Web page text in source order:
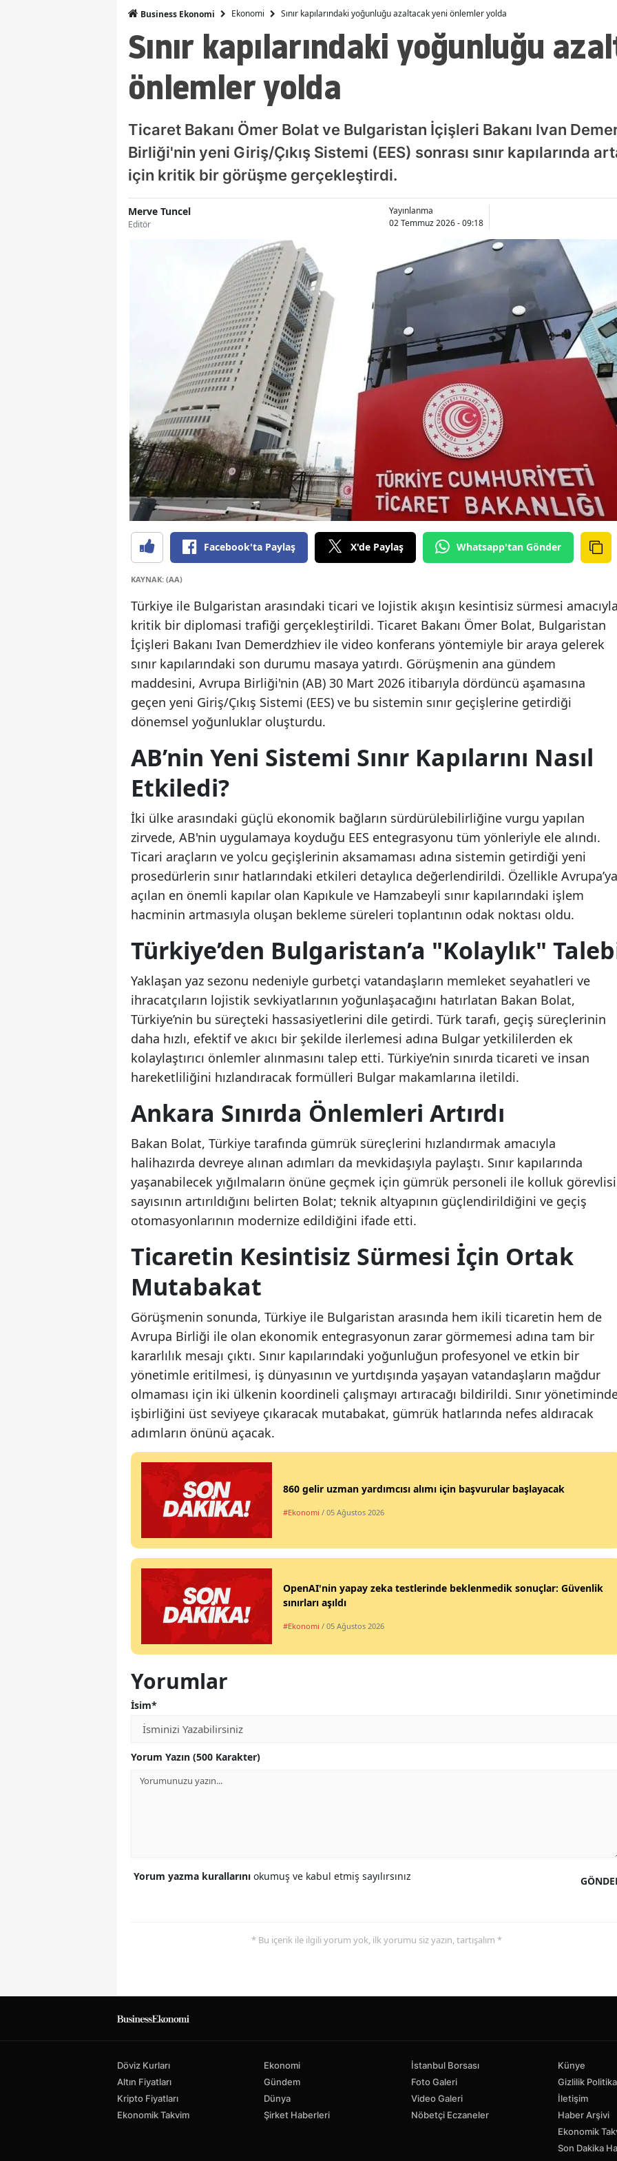
Business Ekonomi Ekonomi Sınır kapılarındaki yoğunluğu azaltacak yeni önlemler yolda
Sınır kapılarındaki yoğunluğu
önlemler yolda
Ticaret Bakanı Ömer Bolat ve Bulgaristan İçişleri Bakanı Ivan
Birliği'nin yeni Giriş/Çıkış Sistemi (EES) sonrası sınır kapılarında
için kritik bir görüşme gerçekleştirdi.
Merve Tuncel
Editör
Yayınlanma
02 Temmuz 2026 - 09:18
Facebook'ta Paylaş X'de Paylaş Whatsapp'tan Gönder
KAYNAK: (AA)
Türkiye ile Bulgaristan arasındaki ticari ve lojistik akışın kesintisiz sürmesi
kritik bir diplomasi trafiği gerçekleştirildi. Ticaret Bakanı Ömer Bolat, Bulgaristan
İçişleri Bakanı Ivan Demerdzhiev ile video konferans yöntemiyle bir araya gelerek
sınır kapılarındaki son durumu masaya yatırdı. Görüşmenin ana gündem
maddesini, Avrupa Birliği'nin (AB) 30 Mart 2026 itibarıyla dördüncü aşamasına
geçen yeni Giriş/Çıkış Sistemi (EES) ve bu sistemin sınır geçişlerine getirdiği
dönemsel yoğunluklar oluşturdu.
AB’nin Yeni Sistemi Sınır Kapılarını Nasıl
Etkiledi?
İki ülke arasındaki güçlü ekonomik bağların sürdürülebilirliğine vurgu yapılan
zirvede, AB'nin uygulamaya koyduğu EES entegrasyonu tüm yönleriyle ele alındı.
Ticari araçların ve yolcu geçişlerinin aksamaması adına sistemin getirdiği yeni
prosedürlerin sınır hatlarındaki etkileri detaylıca değerlendirildi. Özellikle Avrupa’ya
açılan en önemli kapılar olan Kapıkule ve Hamzabeyli sınır kapılarındaki işlem
hacminin artmasıyla oluşan bekleme süreleri toplantının odak noktası oldu.
Türkiye’den Bulgaristan’a "Kolaylık"
Yaklaşan yaz sezonu nedeniyle gurbetçi vatandaşların memleket seyahatleri ve
ihracatçıların lojistik sevkiyatlarının yoğunlaşacağını hatırlatan Bakan Bolat,
Türkiye’nin bu süreçteki hassasiyetlerini dile getirdi. Türk tarafı, geçiş süreçlerinin
daha hızlı, efektif ve akıcı bir şekilde ilerlemesi adına Bulgar yetkililerden ek
kolaylaştırıcı önlemler alınmasını talep etti. Türkiye’nin sınırda ticareti ve insan
hareketliliğini hızlandıracak formülleri Bulgar makamlarına iletildi.
Ankara Sınırda Önlemleri Artırdı
Bakan Bolat, Türkiye tarafında gümrük süreçlerini hızlandırmak amacıyla
halihazırda devreye alınan adımları da mevkidaşıyla paylaştı. Sınır kapılarında
yaşanabilecek yığılmaların önüne geçmek için gümrük personeli ile kolluk görevlisi
sayısının artırıldığını belirten Bolat; teknik altyapının güçlendirildiğini ve geçiş
otomasyonlarının modernize edildiğini ifade etti.
Ticaretin Kesintisiz Sürmesi İçin Ortak
Mutabakat
Görüşmenin sonunda, Türkiye ile Bulgaristan arasında hem ikili ticaretin hem de
Avrupa Birliği ile olan ekonomik entegrasyonun zarar görmemesi adına tam bir
kararlılık mesajı çıktı. Sınır kapılarındaki yoğunluğun profesyonel ve etkin bir
yönetimle eritilmesi, iş dünyasının ve yurtdışında yaşayan vatandaşların mağdur
olmaması için iki ülkenin koordineli çalışmayı artıracağı bildirildi. Sınır
işbirliğini üst seviyeye çıkaracak mutabakat, gümrük hatlarında nefes aldıracak
adımların önünü açacak.
860 gelir uzman yardımcısı alımı için başvurular başlayacak
#Ekonomi / 05 Ağustos 2026
OpenAI'nin yapay zeka testlerinde beklenmedik sonuçlar: Güvenlik
sınırları aşıldı
#Ekonomi / 05 Ağustos 2026
Yorumlar
İsim*
Yorum Yazın (500 Karakter)
Yorum yazma kurallarını okumuş ve kabul etmiş sayılırsınız
* Bu içerik ile ilgili yorum yok, ilk yorumu siz yazın, tartışalım *
Döviz Kurları
Altın Fiyatları
Kripto Fiyatları
Ekonomik Takvim
Ekonomi
Gündem
Dünya
Şirket Haberleri
İstanbul Borsası
Foto Galeri
Video Galeri
Nöbetçi Eczaneler
Künye
Gizlilik
İletişim
Haber Arşivi
Ekonomik
Son Dakika